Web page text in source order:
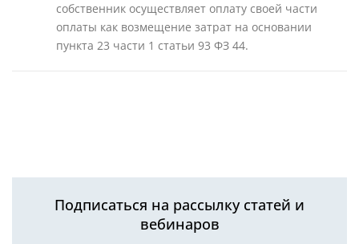
собственник осуществляет оплату своей части
оплаты как возмещение затрат на основании
пункта 23 части 1 статьи 93 ФЗ 44.
Подписаться на рассылку статей и
вебинаров